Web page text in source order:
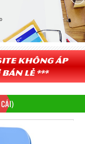
không áp
lẻ ***